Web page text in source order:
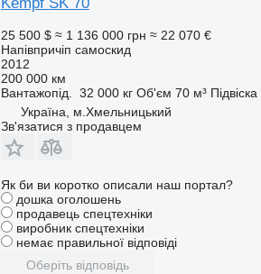
25 500 $ ≈ 1 136 000 грн ≈ 22 070 €
Напівпричіп самоскид
2012
200 000 км
Вантажопід.
32 000 кг Об'єм 70 м³ Підвіска
Україна, м.Хмельницький
Зв'язатися з продавцем
Як би ви коротко описали наш портал?
дошка оголошень
продавець спецтехніки
виробник спецтехніки
немає правильної відповіді
Оберіть відповідь